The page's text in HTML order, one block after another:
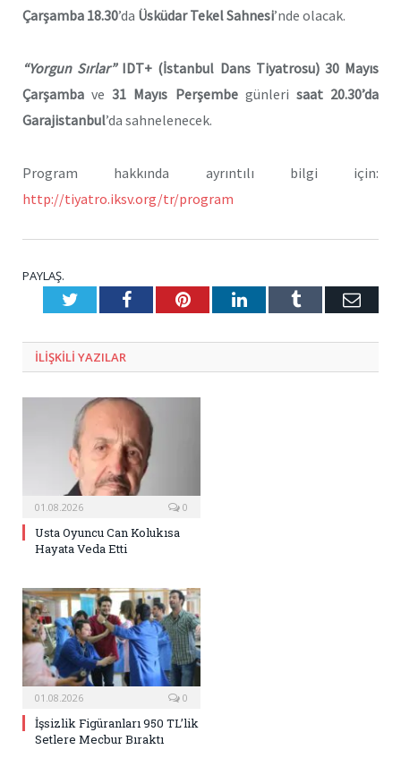
Çarşamba 18.30’da Üsküdar Tekel Sahnesi’nde olacak.
“Yorgun Sırlar” IDT+ (İstanbul Dans Tiyatrosu) 30 Mayıs
Çarşamba ve31 Mayıs Perşembe günleri saat 20.30’da
Garajistanbul’da sahnelenecek.
Program hakkında ayrıntılı bilgi için:
http://tiyatro.iksv.org/tr/program
PAYLAŞ.
TwitterFacebookPinterestLinkedInTumblr E-
ILIŞKILI YAZILAR
01.08.2026 0
Usta Oyuncu Can Kolukısa
Hayata Veda Etti
01.08.2026 0
İşsizlik Figüranları 950 TL’lik
Setlere Mecbur Bıraktı